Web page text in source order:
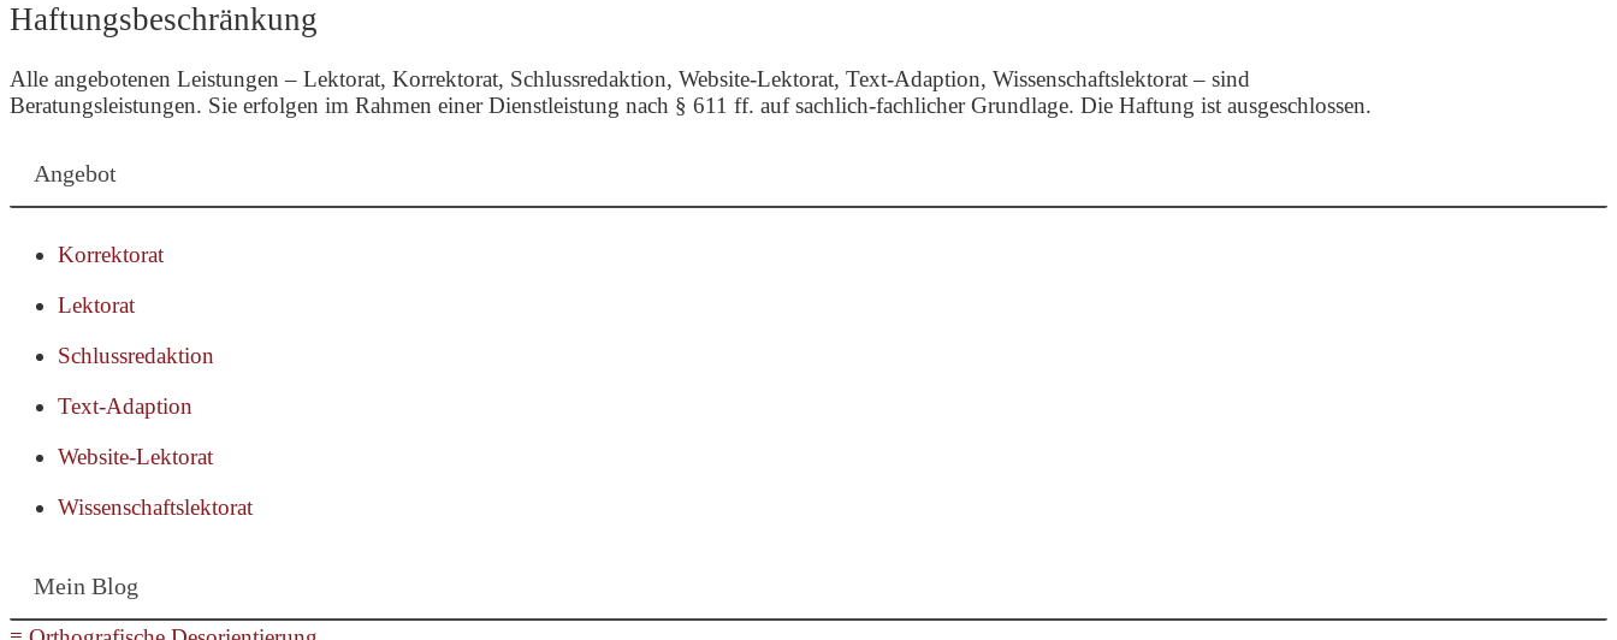
Haftungsbeschränkung
Alle angebotenen Leistungen – Lektorat, Korrektorat, Schlussredaktion, Website-Lektorat, Text-Adaption, Wissenschaftslektorat – sind
Beratungsleistungen. Sie erfolgen im Rahmen einer Dienstleistung nach § 611 ff. auf sachlich-fachlicher Grundlage. Die Haftung ist ausgeschlossen.
Angebot
Korrektorat
Lektorat
Schluss­redaktion
Text-Adaption
Website-Lektorat
Wissen­schafts­lektorat
Mein Blog